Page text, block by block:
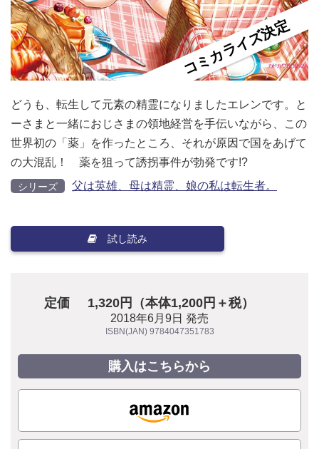
コミカライズ決定
どうも、転生して元素の精霊になりましたエレンです。と
ーさまと一緒におじさまの領地経営を手伝いながら、この
世界初の「薬」を作ったところ、それが原因で国をあげて
の大混乱！ 薬を狙って誘拐事件が勃発です!?
シリーズ 父は英雄、母は精霊、娘の私は転生者。
試し読み
定価 1,320円（本体1,200円＋税）
2018年6月9日 発売
ISBN(JAN) 9784047351783
購入はこちらから